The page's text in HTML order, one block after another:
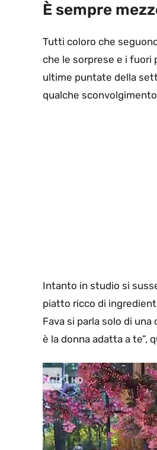
È sempre
Tutti coloro che
che le sorprese e i fuori
ultime puntate della
qualche
Intanto in studio si
piatto ricco di
Fava si parla solo di
è la donna adatta a te”,